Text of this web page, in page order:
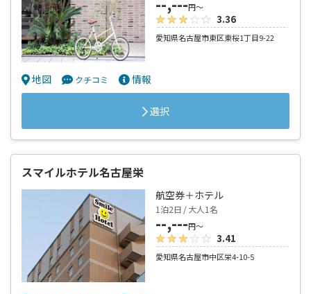
円～
3.36
愛知県名古屋市東区東桜1丁目9-22
地図 クチコミ 情報
選択
スマイルホテル名古屋栄
航空券＋ホテル
1泊2日 / 大人1名
--,---円～
3.41
愛知県名古屋市中区栄4-10-5